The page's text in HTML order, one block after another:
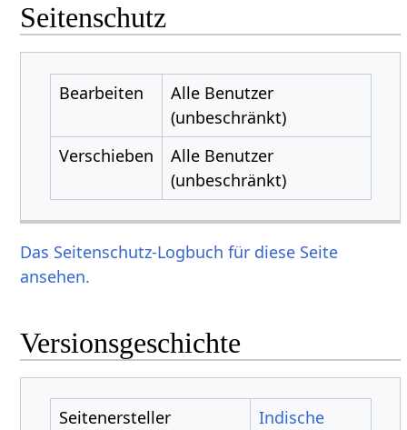
Seitenschutz
Bearbeiten
Alle Benutzer
(unbeschränkt)
Verschieben
Alle Benutzer
(unbeschränkt)
Das Seitenschutz-Logbuch für diese Seite
ansehen.
Versionsgeschichte
Seitenersteller
Indische